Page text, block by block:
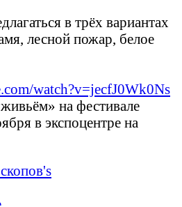
в трёх вариантах
лесной пожар, белое
watch?v=jecfJ0Wk0Ns
на фестивале
в экспоцентре на